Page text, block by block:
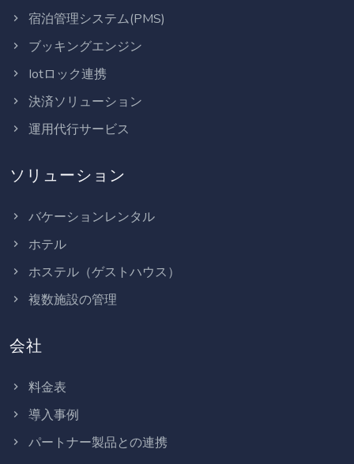
宿泊管理システム(PMS)
ブッキングエンジン
Iotロック連携
決済ソリューション
運用代行サービス
ソリューション
バケーションレンタル
ホテル
ホステル（ゲストハウス）
複数施設の管理
会社
料金表
導入事例
パートナー製品との連携